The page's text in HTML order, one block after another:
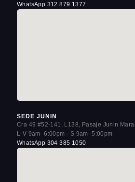
WhatsApp 312 879 1377
SEDE JUNIN
Cra 49 #52-141, L138, Pasaje Junin
L-V 9am–6:00pm · S 9am–5:00pm
WhatsApp 304 385 1050